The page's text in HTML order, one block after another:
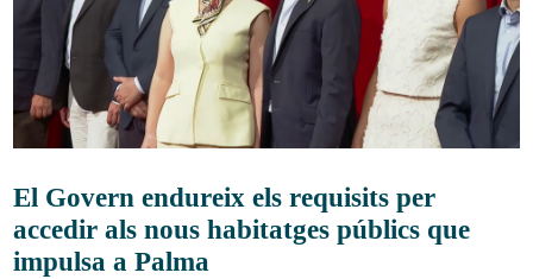
El Govern endureix els requisits per
accedir als nous habitatges públics que
impulsa a Palma